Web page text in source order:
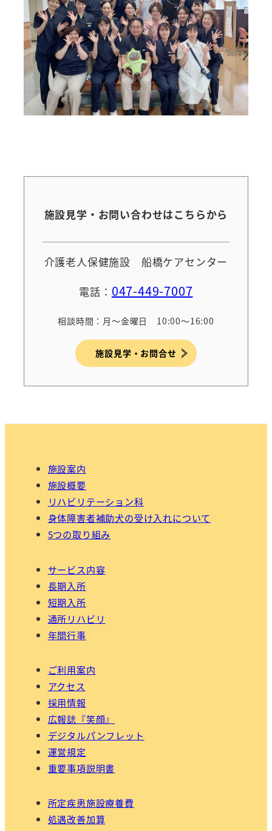
施設見学・お問い合わせはこちらから
介護老人保健施設 船橋ケアセンター
電話： 047-449-7007
相談時間：月～金曜日 10:00～16:00
施設見学・お問合せ
施設案内
施設概要
リハビリテーション科
身体障害者補助犬の受け入れについて
5つの取り組み
サービス内容
長期入所
短期入所
通所リハビリ
年間行事
ご利用案内
アクセス
採用情報
広報誌『笑顔』
デジタルパンフレット
運営規定
重要事項説明書
所定疾患施設療養費
処遇改善加算